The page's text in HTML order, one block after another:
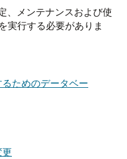
、メンテナンスおよび使
実行する必要がありま
ためのデータベー